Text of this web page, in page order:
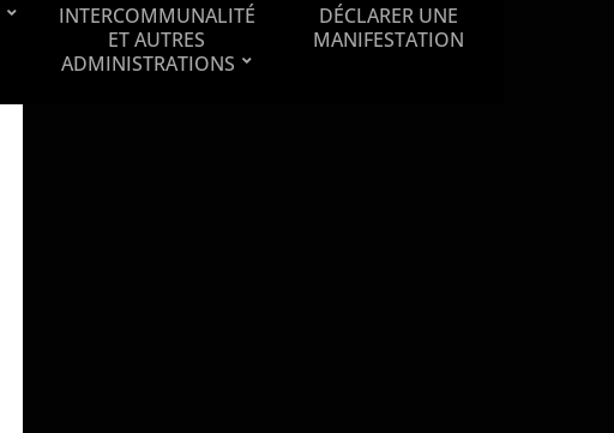
INTERCOMMUNALITÉ
ET AUTRES
ADMINISTRATIONS
DÉCLARER UNE
MANIFESTATION